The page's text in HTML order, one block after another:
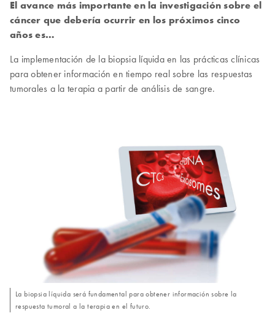
El avance más importante en la investigación sobre el
cáncer que debería ocurrir en los próximos cinco
años es…
La implementación de la biopsia líquida en las prácticas clínicas
para obtener información en tiempo real sobre las respuestas
tumorales a la terapia a partir de análisis de sangre.
La biopsia líquida será fundamental para obtener información sobre la
respuesta tumoral a la terapia en el futuro.